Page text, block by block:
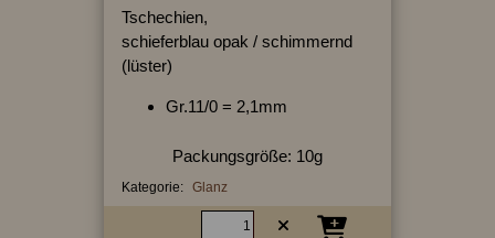
Tschechien,
schieferblau opak / schimmernd
(lüster)
Gr.11/0 = 2,1mm
Packungsgröße: 10g
Kategorie: Glanz